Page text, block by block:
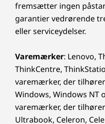
fremsætter ingen
garantier vedrørende
eller serviceydelser.
Varemærker: Lenovo,
ThinkCentre,
varemærker, der
Windows, Windows NT
varemærker, der
Ultrabook, Celeron,